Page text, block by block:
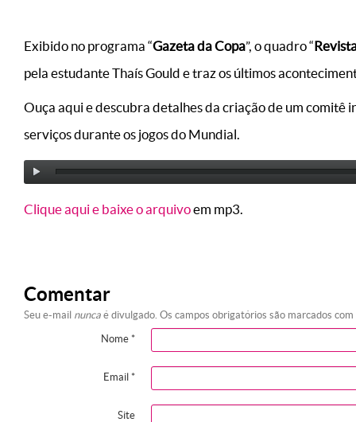
Exibido no programa “Gazeta da Copa”, o quadro “
pela estudante Thaís Gould e traz os últimos
Ouça aqui e descubra detalhes da criação de um
serviços durante os jogos do Mundial.
Clique aqui e baixe o arquivoem mp3.
Comentar
Seu e-mail nunca é divulgado. Os campos obrigatórios são marcados com
Nome *
Email *
Site